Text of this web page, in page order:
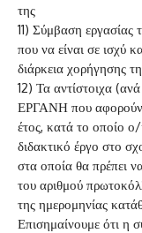
της
11) Σύμβαση εργασίας
που να είναι σε ισχύ
διάρκεια χορήγησης
12) Τα αντίστοιχα
ΕΡΓΑΝΗ που αφορούν
έτος, κατά το οποίο ο/
διδακτικό έργο στο
στα οποία θα πρέπει
του αριθμού
της ημερομηνίας
Επισημαίνουμε ότι η